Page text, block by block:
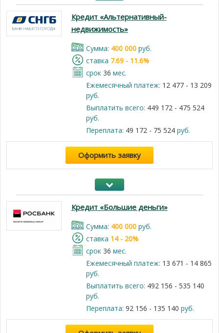
Кредит «Альтернативный-
недвижимость»
Cумма: 400 000руб.
cтавка 7.69 - 11.6%
срок 36 мес.
Ежемесячный платеж: 12 477 - 13 209
руб.
Выплатить всего: 449 172 - 475 524
руб.
Переплата: 49 172 - 75 524руб.
Оформить заявку
Кредит «Большие деньги»
Cумма: 400 000руб.
cтавка 14 - 20%
срок 36 мес.
Ежемесячный платеж: 13 671 - 14 865
руб.
Выплатить всего: 492 156 - 535 140
руб.
Переплата: 92 156 - 135 140 руб.